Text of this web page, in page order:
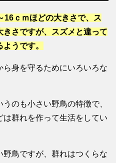
16ｃｍほどの大きさで、ス
さですが、スズメと違って
うです。
身を守るためにいろいろな
のも小さい野鳥の特徴で、
群れを作って生活をしてい
鳥ですが、群れはつくらな